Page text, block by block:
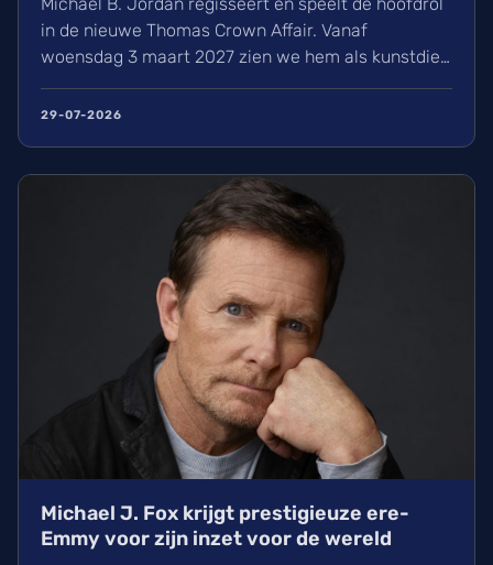
in de nieuwe Thomas Crown Affair. Vanaf
woensdag 3 maart 2027 zien we hem als kunstdief
Met ook Adria Arjona en Kenneth Branagh in de
29-07-2026
Michael J. Fox krijgt prestigieuze ere-
Emmy voor zijn inzet voor de wereld